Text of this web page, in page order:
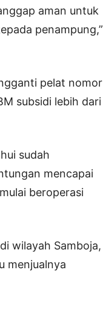
aman untuk
penampung,”
pelat nomor
subsidi lebih dari
sudah
mencapai
beroperasi
wilayah Samboja,
menjualnya